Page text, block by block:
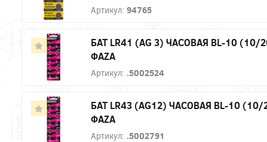
Артикул: 94765
БАТ LR41 (AG 3) ЧАСОВАЯ BL-10 (10/
ФAZA
Артикул: .5002524
БАТ LR43 (AG12) ЧАСОВАЯ BL-10
ФAZA
Артикул: .5002791